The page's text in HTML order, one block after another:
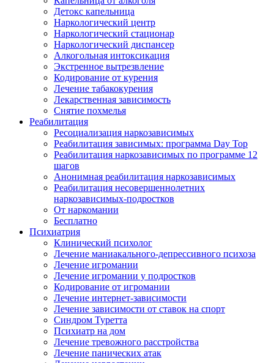
Детокс капельница
Наркологический центр
Наркологический стационар
Наркологический диспансер
Алкогольная интоксикация
Экстренное вытрезвление
Кодирование от курения
Лечение табакокурения
Лекарственная зависимость
Снятие похмелья
Реабилитация
Ресоциализация наркозависимых
Реабилитация зависимых: программа Day Top
Реабилитация наркозависимых по программе 12
шагов
Анонимная реабилитация наркозависимых
Реабилитация несовершеннолетних
наркозависимых-подростков
От наркомании
Бесплатно
Психиатрия
Клинический психолог
Лечение маниакального-депрессивного психоза
Лечение игромании
Лечение игромании у подростков
Кодирование от игромании
Лечение интернет-зависимости
Лечение зависимости от ставок на спорт
Синдром Туретта
Психиатр на дом
Лечение тревожного расстройства
Лечение панических атак